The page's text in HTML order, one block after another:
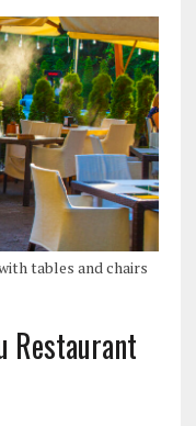
tables and chairs
Restaurant